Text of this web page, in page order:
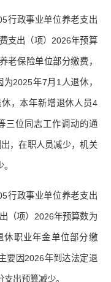
行政事业单位养老支出
支出（项）2026年预算
老保险单位部分缴费，
2025年7月1人退休，
，本年新增退休人员4
三位同志工作调动的通
，在职人员减少，机关
行政事业单位养老支出
（项）2026年预算数为
休职业年金单位部分缴
要因2026年到达法定退
出预算减少。